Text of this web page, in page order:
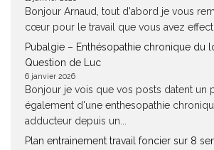
Bonjour Arnaud, tout d'abord je vous
cœur pour le travail que vous avez
Pubalgie – Enthésopathie chronique du
Question de Luc
6 janvier 2026
Bonjour je vois que vos posts datent un
également d'une enthesopathie
adducteur depuis un...
Plan entrainement travail foncier sur 8